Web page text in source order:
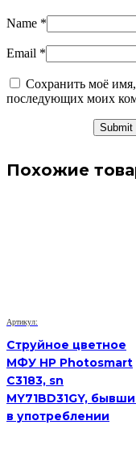
Name *
Email *
Сохранить моё имя,
последующих моих
Похожие
Артикул:
Струйное цветное
МФУ HP Photosmart
C3183, sn
MY71BD31GY,
в употреблении